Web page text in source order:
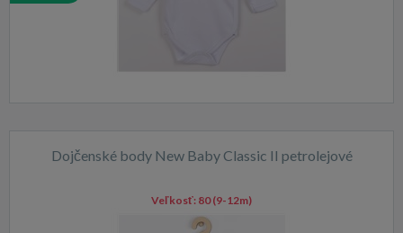
Dojčenské body New Baby Classic II petrolejové
Veľkosť: 80 (9-12m)